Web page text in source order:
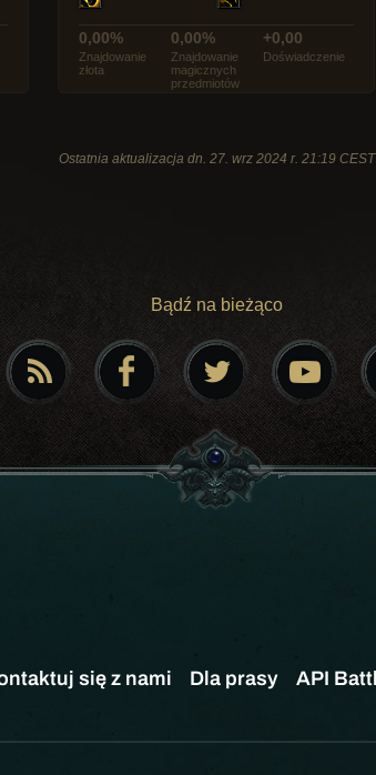
0,00%
Znajdowanie
złota
0,00%
Znajdowanie
magicznych
przedmiotów
+0,00
Doświadczenie
Ostatnia aktualizacja dn. 27. wrz 2024 r. 21:19 CEST
Bądź na bieżąco